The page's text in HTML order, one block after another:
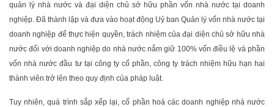
quản lý nhà nước và đại diện chủ sở hữu phần vốn nhà nước tại doanh
nghiệp. Đã thành lập và đưa vào hoạt động Uỷ ban Quản lý vốn nhà nước tại
doanh nghiệp để thực hiện quyền, trách nhiệm của đại diện chủ sở hữu nhà
nước đối với doanh nghiệp do nhà nước nắm giữ 100% vốn điều lệ và phần
vốn nhà nước đầu tư tại công ty cổ phần, công ty trách nhiệm hữu hạn hai
thành viên trở lên theo quy định của pháp luật.
Tuy nhiên, quá trình sắp xếp lại, cổ phần hoá các doanh nghiệp nhà nước